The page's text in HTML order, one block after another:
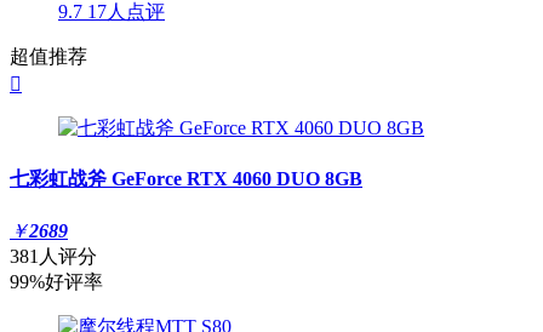
9.7 17人点评
超值推荐

七彩虹战斧 GeForce RTX 4060 DUO 8GB
￥2689
381人评分
99%好评率